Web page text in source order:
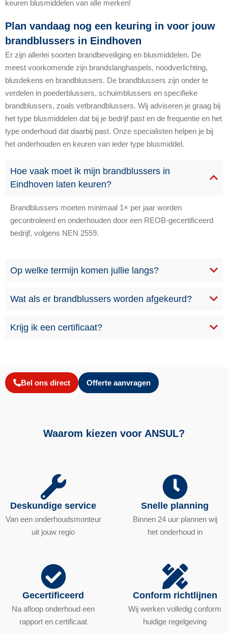
keuren blusmiddelen van alle merken!
Plan vandaag nog een keuring in voor jouw
brandblussers in Eindhoven
Er zijn allerlei soorten brandbeveiliging en blusmiddelen. De
meest voorkomende zijn brandslanghaspels, noodverlichting,
blusdekens en brandblussers. De brandblussers zijn onder te
verdelen in poederblussers, schuimblussers en specifieke
brandblussers, zoals vetbrandblussers. Wij adviseren je graag bij
het type blusmiddelen dat bij je bedrijf past en de frequentie en het
type onderhoud dat daarbij past. Onze specialisten helpen je bij
het onderhouden en keuren van ieder type blusmiddel.
Hoe vaak moet ik mijn brandblussers in
Eindhoven laten keuren?
Brandblussers moeten minimaal 1× per jaar worden
gecontroleerd en onderhouden door een REOB-gecertificeerd
bedrijf, volgens NEN 2559.
Op welke termijn komen jullie langs?
Wat als er brandblussers worden afgekeurd?
Krijg ik een certificaat?
Bel ons direct Offerte aanvragen
Waarom kiezen voor ANSUL?
Deskundige service
Van een onderhoudsmonteur
uit jouw regio
Snelle planning
Binnen 24 uur plannen wij
het onderhoud in
Gecertificeerd
Na afloop onderhoud een
rapport en certificaat
Conform richtlijnen
Wij werken volledig conform
huidige regelgeving